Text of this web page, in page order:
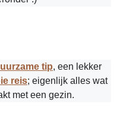
tip, een lekker
reis; eigenlijk alles wat
met een gezin.